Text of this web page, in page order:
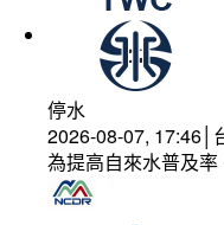
停水
2026-08-07, 17:46│
為提高自來水普及